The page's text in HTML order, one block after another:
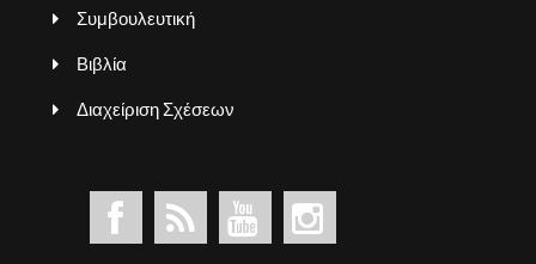
Συμβουλευτική
Βιβλία
Διαχείριση Σχέσεων